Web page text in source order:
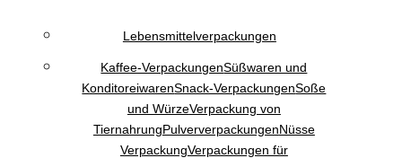
Lebensmittelverpackungen
Kaffee-VerpackungenSüßwaren und
KonditoreiwarenSnack-VerpackungenSoße
und WürzeVerpackung von
TiernahrungPulververpackungenNüsse
VerpackungVerpackungen für